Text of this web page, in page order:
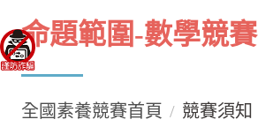
命題範圍-數學競賽
全國素養競賽首頁
競賽須知